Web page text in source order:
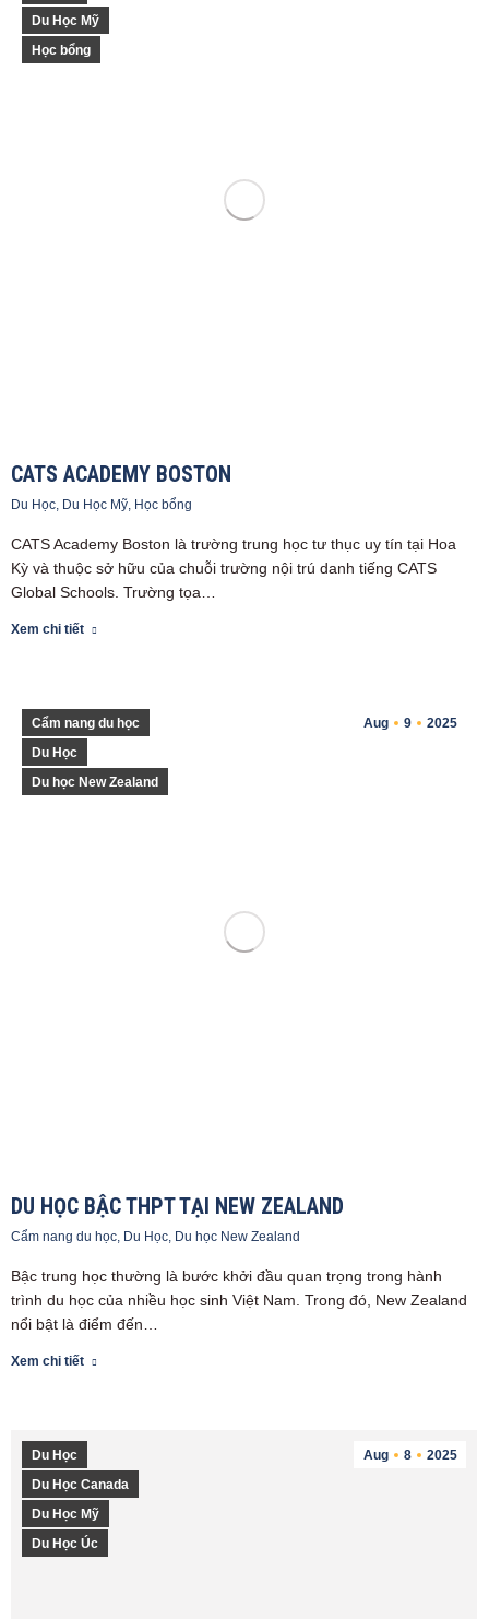
Du Học Mỹ
Học bổng
CATS ACADEMY BOSTON
Du Học, Du Học Mỹ, Học bổng
CATS Academy Boston là trường trung học tư thục uy tín tại Hoa
Kỳ và thuộc sở hữu của chuỗi trường nội trú danh tiếng CATS
Global Schools. Trường tọa…
Xem chi tiết
Aug 9 2025
Cẩm nang du học
Du Học
Du học New Zealand
DU HỌC BẬC THPT TẠI NEW ZEALAND
Cẩm nang du học, Du Học, Du học New Zealand
Bậc trung học thường là bước khởi đầu quan trọng trong hành
trình du học của nhiều học sinh Việt Nam. Trong đó, New Zealand
nổi bật là điểm đến…
Xem chi tiết
Aug 8 2025
Du Học
Du Học Canada
Du Học Mỹ
Du Học Úc